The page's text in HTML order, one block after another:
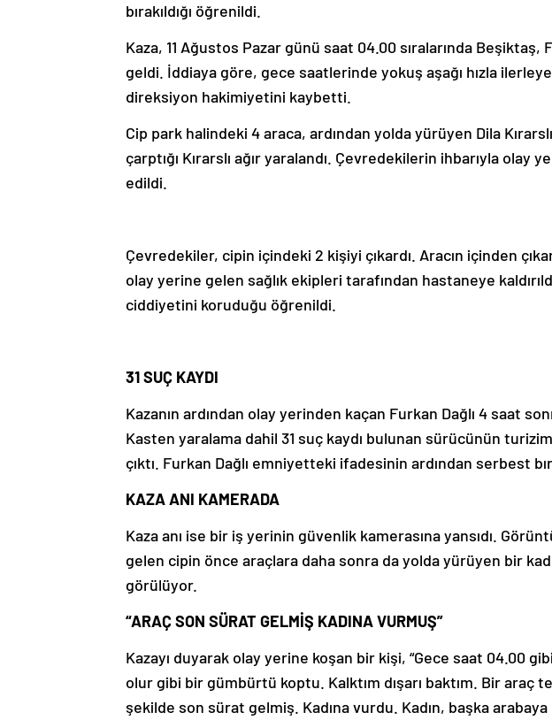
bırakıldığı öğrenildi.
Kaza, 11 Ağustos Pazar günü saat 04.00 sıralarında Beşiktaş,
geldi. İddiaya göre, gece saatlerinde yokuş aşağı hızla
direksiyon hakimiyetini kaybetti.
Cip park halindeki 4 araca, ardından yolda yürüyen Dila
çarptığı Kırarslı ağır yaralandı. Çevredekilerin ihbarıyla olay
edildi.
Çevredekiler, cipin içindeki 2 kişiyi çıkardı. Aracın içinden
olay yerine gelen sağlık ekipleri tarafından hastaneye
ciddiyetini koruduğu öğrenildi.
31 SUÇ KAYDI
Kazanın ardından olay yerinden kaçan Furkan Dağlı 4 saat
Kasten yaralama dahil 31 suç kaydı bulunan sürücünün
çıktı. Furkan Dağlı emniyetteki ifadesinin ardından serbest
KAZA ANI KAMERADA
Kaza anı ise bir iş yerinin güvenlik kamerasına yansıdı.
gelen cipin önce araçlara daha sonra da yolda yürüyen bir
görülüyor.
“ARAÇ SON SÜRAT GELMİŞ KADINA VURMUŞ”
Kazayı duyarak olay yerine koşan bir kişi, “Gece saat 04.00
olur gibi bir gümbürtü koptu. Kalktım dışarı baktım. Bir araç
şekilde son sürat gelmiş. Kadına vurdu. Kadın, başka arabaya